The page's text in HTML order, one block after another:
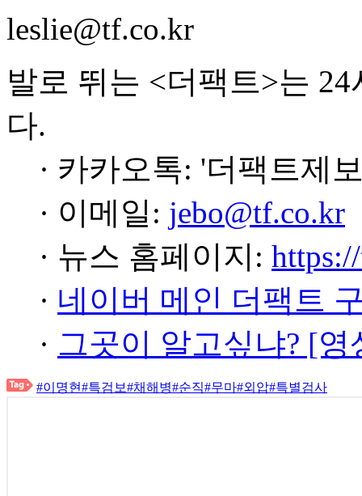
leslie@tf.co.kr
발로 뛰는 <더팩트>는
다.
· 카카오톡: '더팩트제
· 이메일: jebo@tf.co.kr
· 뉴스 홈페이지:
· 네이버 메인 더팩트
· 그곳이 알고싶냐? [
#이명현#특검보#채해병#순직#무마#외압#특별검사